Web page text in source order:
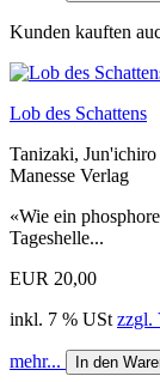
Kunden kauften
Lob des Schattens
Tanizaki, Jun'ichiro
Manesse Verlag
«Wie ein
Tageshelle...
EUR 20,00
inkl. 7 % USt zzgl.
mehr... In den